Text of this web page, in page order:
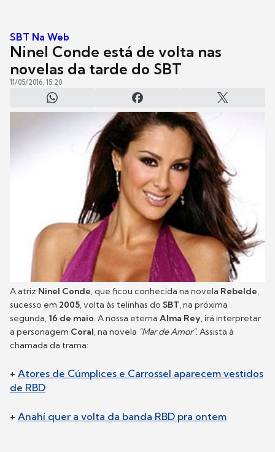
SBT Na Web
Ninel Conde está de volta nas
novelas da tarde do SBT
11/05/2016, 15:20
A atriz Ninel Conde,que ficou conhecida na novela Rebelde,
sucesso em 2005, volta às telinhas do SBT, na próxima
segunda,16 de maio. A nossa eterna Alma Rey, irá interpretar
a personagem Coral, na novela "Mar de Amor".Assista à
chamada da trama:
+ Atores de Cúmplices e Carrossel aparecem vestidos
de RBD
+ Anahí quer a volta da banda RBD pra ontem